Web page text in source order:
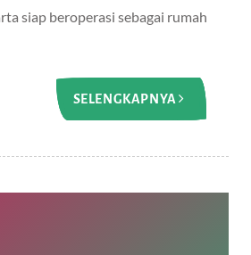
siap beroperasi sebagai rumah
SELENGKAPNYA